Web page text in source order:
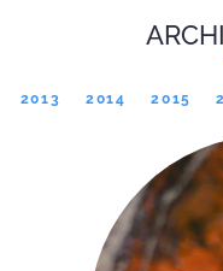
2013 2014 2015